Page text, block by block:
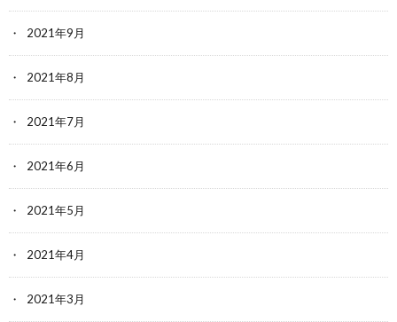
2021年9月
2021年8月
2021年7月
2021年6月
2021年5月
2021年4月
2021年3月